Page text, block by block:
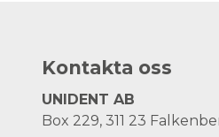
Kontakta oss
UNIDENT AB
Box 229, 311 23